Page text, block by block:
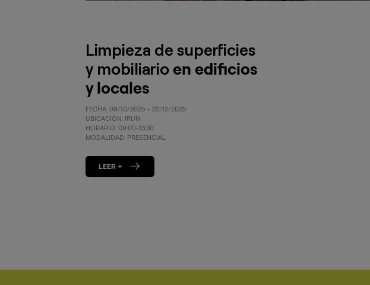
Limpieza de superficies
y mobiliario en edificios
y locales
FECHA: 09/10/2025 – 22/12/2025
UBICACIÓN: IRUN
HORARIO: 09:00-13:30
MODALIDAD: PRESENCIAL
LEER +